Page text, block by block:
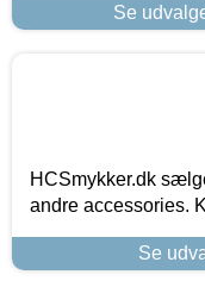
Se
HCSmykker.dk
andre accessories.
Se